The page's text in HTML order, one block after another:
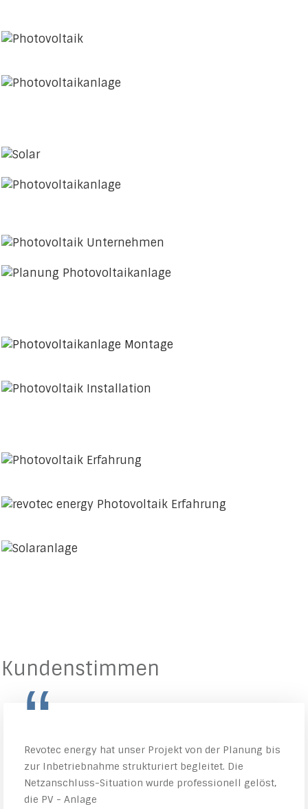
Kundenstimmen
“
Revotec energy hat unser Projekt von der Planung bis
zur Inbetriebnahme strukturiert begleitet. Die
Netzanschluss-Situation wurde professionell gelöst,
die PV - Anlage